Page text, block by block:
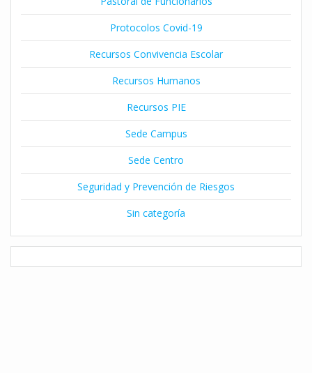
Protocolos Covid-19
Recursos Convivencia Escolar
Recursos Humanos
Recursos PIE
Sede Campus
Sede Centro
Seguridad y Prevención de Riesgos
Sin categoría